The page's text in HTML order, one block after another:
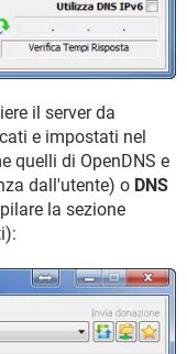
il server da
e impostati nel
quelli di OpenDNS e
dall'utente) o DNS
la sezione